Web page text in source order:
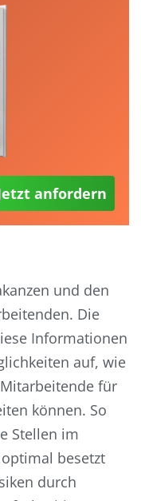
anfordern
und den
Die
Informationen
auf, wie
für
können. So
Stellen im
besetzt
durch